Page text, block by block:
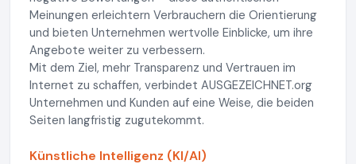
Meinungen erleichtern Verbrauchern die Orientierung
und bieten Unternehmen wertvolle Einblicke, um ihre
Angebote weiter zu verbessern.
Mit dem Ziel, mehr Transparenz und Vertrauen im
Internet zu schaffen, verbindet AUSGEZEICHNET.org
Unternehmen und Kunden auf eine Weise, die beiden
Seiten langfristig zugutekommt.
Künstliche Intelligenz (KI/AI)